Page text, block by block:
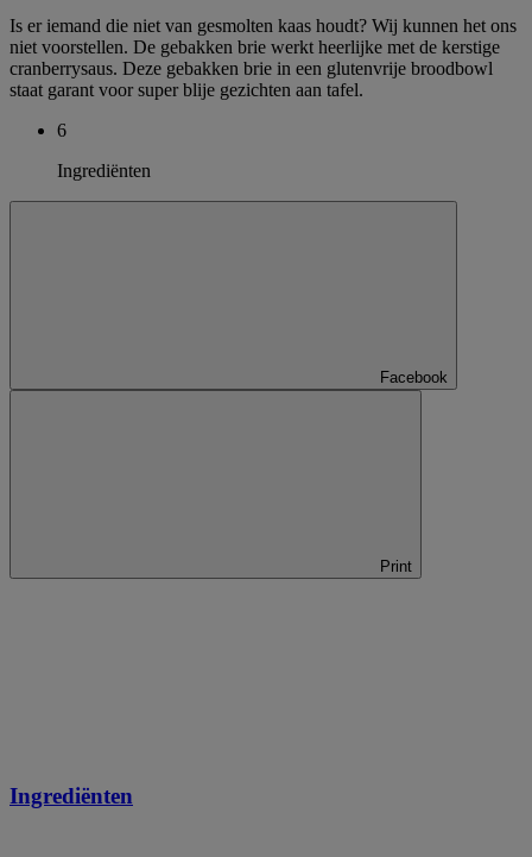
Is er iemand die niet van gesmolten kaas houdt? Wij kunnen het ons
niet voorstellen. De gebakken brie werkt heerlijke met de kerstige
cranberrysaus. Deze gebakken brie in een glutenvrije broodbowl
staat garant voor super blije gezichten aan tafel.
6
Ingrediënten
Facebook
Print
Ingrediënten